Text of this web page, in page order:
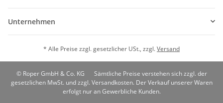
Unternehmen
* Alle Preise zzgl. gesetzlicher USt., zzgl.Versand
© Roper GmbH & Co. KG
Sämtliche Preise verstehen sich zzgl. der
gesetzlichen MwSt. und zzgl. Versandkosten. Der Verkauf unserer Waren
erfolgt nur an Gewerbliche Kunden.